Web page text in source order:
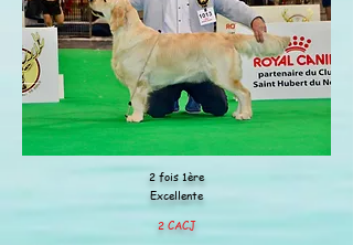
2 fois 1ère
Excellente
2 CACJ